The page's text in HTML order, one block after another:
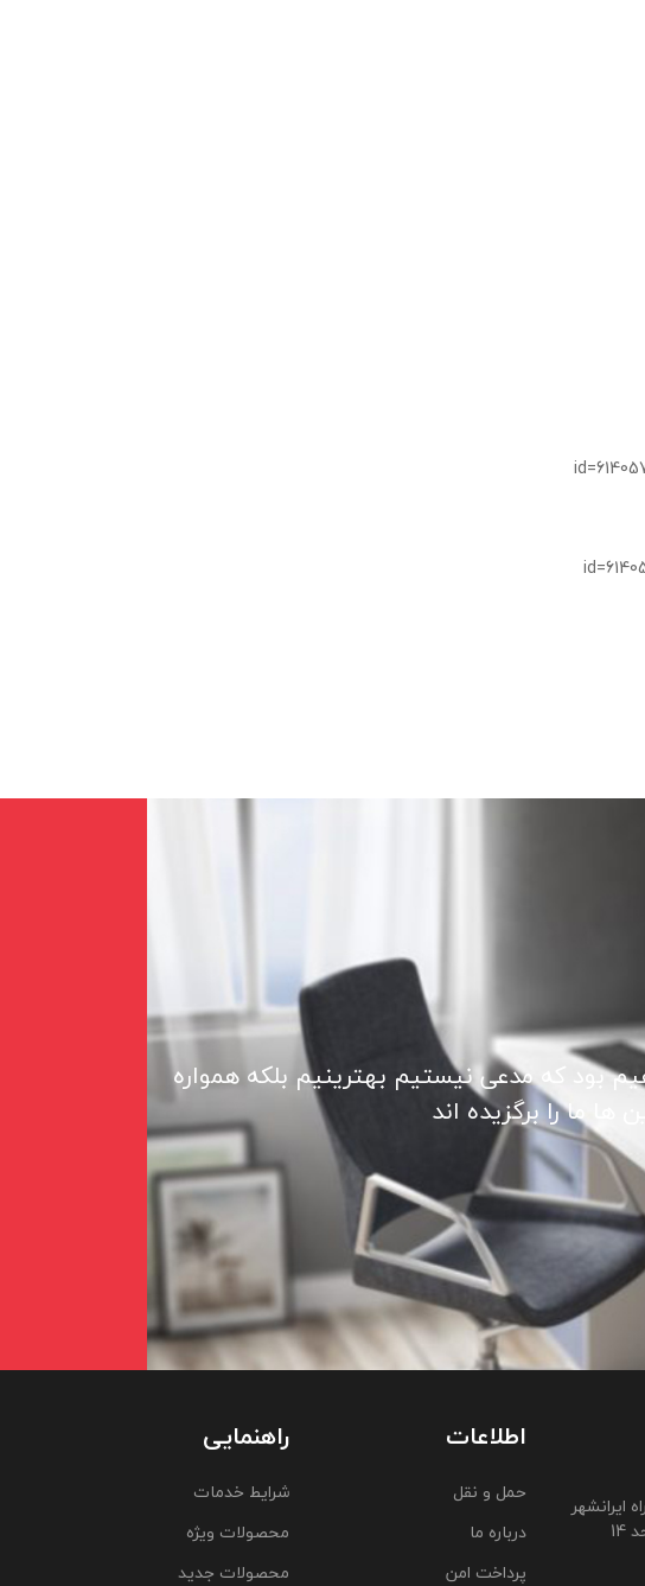
بود که مدعی نیستیم بهترینیم بلکه همواره
ما را برگزیده اند
ایرانشهر
اطلاعات
حمل و نقل
درباره ما
پرداخت امن
راهنمایی
شرایط خدمات
محصولات ویژه
محصولات جدید